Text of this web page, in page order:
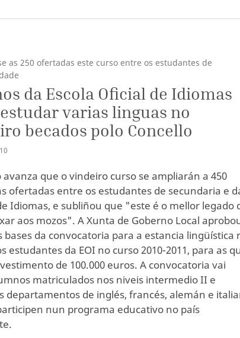
as 250 ofertadas este curso entre os estudantes de
da Escola Oficial de Idiomas
varias linguas no
becados polo Concello
avanza que o vindeiro curso se ampliarán a 450
ofertadas entre os estudantes de secundaria e
Idiomas, e subliñou que "este é o mellor legado
aos mozos". A Xunta de Goberno Local
bases da convocatoria para a estancia lingüística
estudantes da EOI no curso 2010-2011, para as
de 100.000 euros. A convocatoria vai
matriculados nos niveis intermedio II e
departamentos de inglés, francés, alemán e
nun programa educativo no país